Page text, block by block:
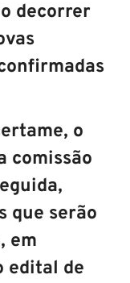
decorrer
o
comissão
que serão
em
edital de